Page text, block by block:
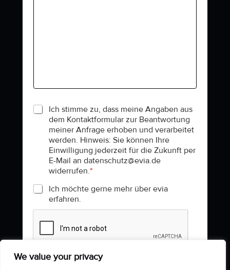
We value your privacy
Ich stimme zu, dass meine Angaben aus
dem Kontaktformular zur Beantwortung
meiner Anfrage erhoben und verarbeitet
werden. Hinweis: Sie können Ihre
Einwilligung jederzeit für die Zukunft per
E-Mail an datenschutz@evia.de
widerrufen.
Ich möchte gerne mehr über evia
erfahren.
SUBMIT